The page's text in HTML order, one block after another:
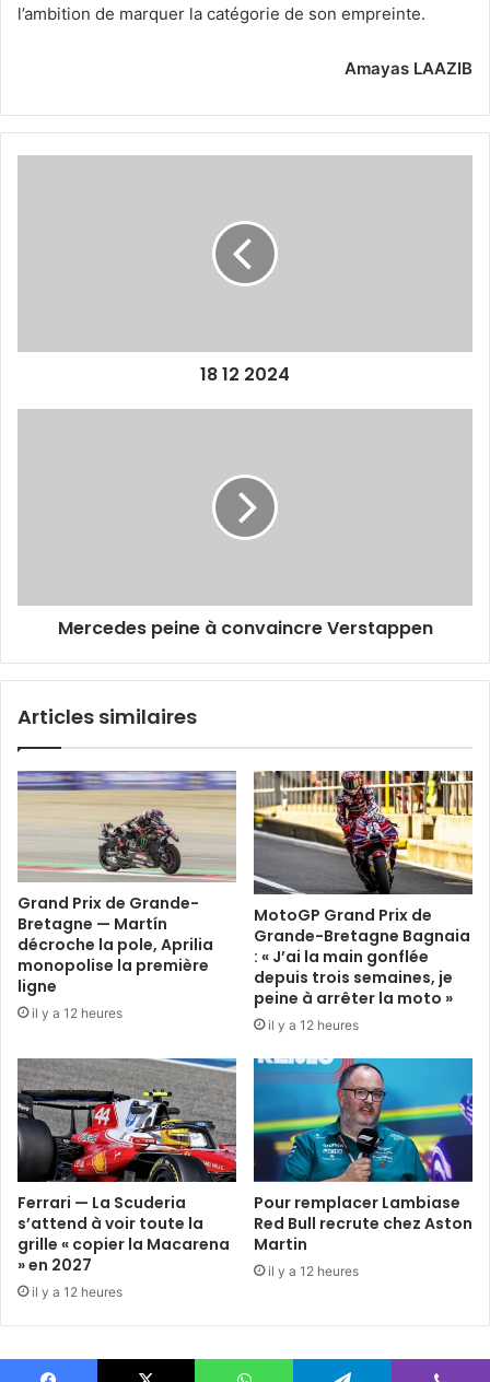
l’ambition de marquer la catégorie de son empreinte.
Amayas LAAZIB
18 12 2024
Mercedes peine à convaincre Verstappen
Articles similaires
Grand Prix de Grande-
Bretagne — Martín
décroche la pole, Aprilia
monopolise la première
ligne
il y a 12 heures
MotoGP Grand Prix de
Grande-Bretagne Bagnaia
: « J’ai la main gonflée
depuis trois semaines, je
peine à arrêter la moto »
il y a 12 heures
Ferrari — La Scuderia
s’attend à voir toute la
grille « copier la Macarena
» en 2027
il y a 12 heures
Pour remplacer Lambiase
Red Bull recrute chez Aston
Martin
il y a 12 heures